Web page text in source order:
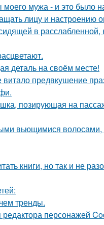
мужа - и это было
лицу и
в расслабленной,
деталь на своём месте!
предвкушение
позирующая на
вьющимися
книги, но так и не
тренды.
персонажей